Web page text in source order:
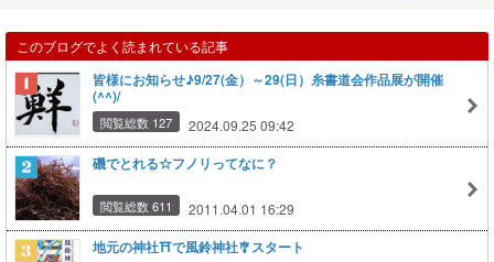
このブログでよく読まれている記事
皆様にお知らせ♪9/27(金）～29(日）糸書道会作品展が開催
(^^)/
閲覧総数 127 2024.09.25 09:42
磯でとれる☆フノリってなに？
閲覧総数 611 2011.04.01 16:29
地元の神社⛩️で風鈴神社🎐スタート